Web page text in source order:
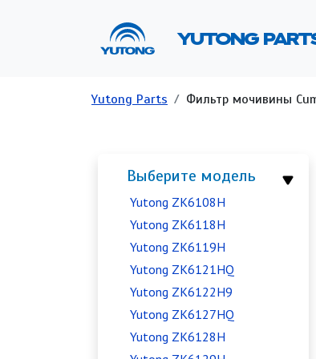
YUTONG
Строка навигации
Yutong Parts Фильтр мочивины
Выберите модель
Yutong ZK6108H
Yutong ZK6118H
Yutong ZK6119H
Yutong ZK6121HQ
Yutong ZK6122H9
Yutong ZK6127HQ
Yutong ZK6128H